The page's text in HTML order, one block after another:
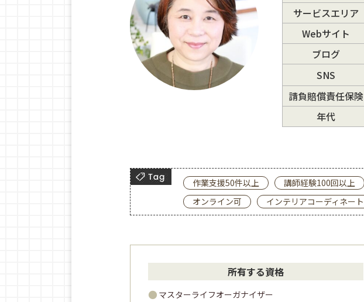
サービスエリア
Webサイト
ブログ
SNS
請負賠償責任保険
年代
作業支援50件以上 講師経験100回以上
オンライン可
インテリアコーディネート
所有する資格
マスターライフオーガナイザー